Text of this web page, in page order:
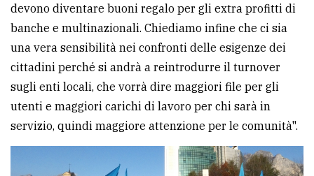
devono diventare buoni regalo per gli extra profitti di
banche e multinazionali. Chiediamo infine che ci sia
una vera sensibilità nei confronti delle esigenze dei
cittadini perché si andrà a reintrodurre il turnover
sugli enti locali, che vorrà dire maggiori file per gli
utenti e maggiori carichi di lavoro per chi sarà in
servizio, quindi maggiore attenzione per le comunità".